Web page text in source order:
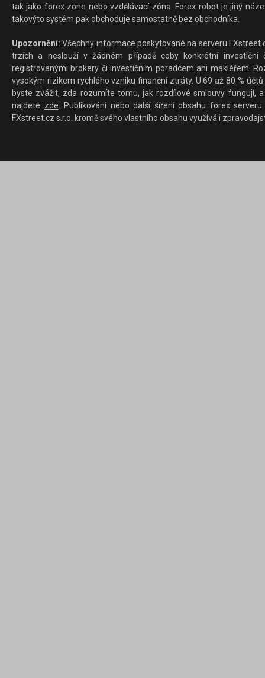
tak jako forex zone nebo vzdělávací zóna. Forex robot je jiný
takovýto systém pak obchoduje samostatně bez obchodníka.
Upozornění: Všechny informace poskytované na serveru
trzích a neslouží v žádném případě coby konkrétní investiční
registrovanými brokery či investičním poradcem ani makléřem.
vysokým rizikem rychlého vzniku finanční ztráty. U 69 až 80 %
byste zvážit, zda rozumíte tomu, jak rozdílové smlouvy fungují,
najdete zde. Publikování nebo další šíření obsahu forex
FXstreet.cz s.r.o. kromě svého vlastního obsahu využívá i